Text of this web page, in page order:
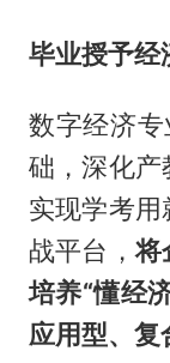
毕业授予经
数字经济
础，深化产
实现学考
战平台，将
培养“懂经
应用型、复